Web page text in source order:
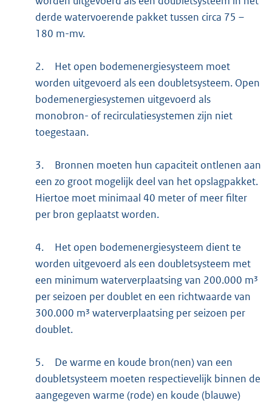
derde watervoerende pakket tussen circa 75 –
180 m-mv.
2.
Het open bodemenergiesysteem moet
worden uitgevoerd als een doubletsysteem. Open
bodemenergiesystemen uitgevoerd als
monobron- of recirculatiesystemen zijn niet
toegestaan.
3.
Bronnen moeten hun capaciteit ontlenen aan
een zo groot mogelijk deel van het opslagpakket.
Hiertoe moet minimaal 40 meter of meer filter
per bron geplaatst worden.
4.
Het open bodemenergiesysteem dient te
worden uitgevoerd als een doubletsysteem met
een minimum waterverplaatsing van 200.000 m³
per seizoen per doublet en een richtwaarde van
300.000 m³ waterverplaatsing per seizoen per
doublet.
5.
De warme en koude bron(nen) van een
doubletsysteem moeten respectievelijk binnen de
aangegeven warme (rode) en koude (blauwe)